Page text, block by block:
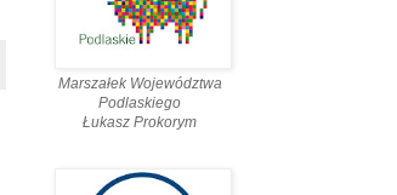
Marszałek Województwa
Podlaskiego
Łukasz Prokorym